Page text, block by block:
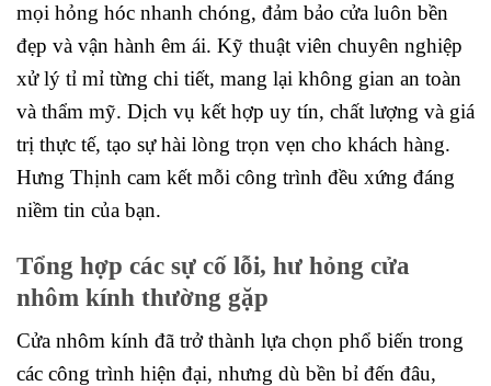
mọi hỏng hóc nhanh chóng, đảm bảo cửa luôn bền
đẹp và vận hành êm ái. Kỹ thuật viên chuyên nghiệp
xử lý tỉ mỉ từng chi tiết, mang lại không gian an toàn
và thẩm mỹ. Dịch vụ kết hợp uy tín, chất lượng và giá
trị thực tế, tạo sự hài lòng trọn vẹn cho khách hàng.
Hưng Thịnh cam kết mỗi công trình đều xứng đáng
niềm tin của bạn.
Tổng hợp các sự cố lỗi, hư hỏng cửa
nhôm kính thường gặp
Cửa nhôm kính đã trở thành lựa chọn phổ biến trong
các công trình hiện đại, nhưng dù bền bỉ đến đâu,